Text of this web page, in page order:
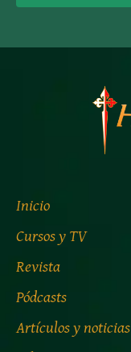
Inicio
Cursos y TV
Revista
Pódcasts
Artículos y noticias